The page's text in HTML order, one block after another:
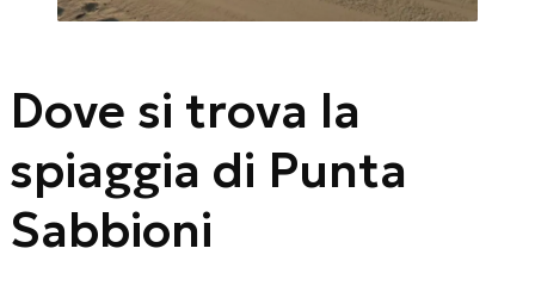
Dove si trova la
spiaggia di Punta
Sabbioni